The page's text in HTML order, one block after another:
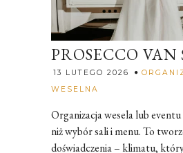
PROSECCO VAN
13 LUTEGO 2026
WESELNA
Organizacja wesela lub eventu
niż wybór sali i menu. To
doświadczenia – klimatu,